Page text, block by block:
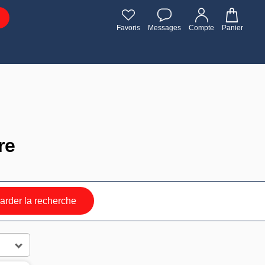
Favoris Messages Compte Panier
la recherche